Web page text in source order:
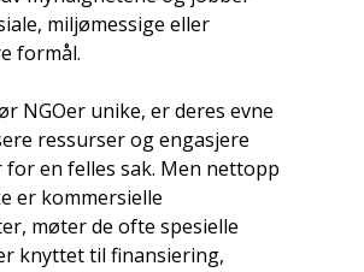
miljømessige eller
formål.
NGOer unike, er deres evne
ressurser og engasjere
for en felles sak. Men nettopp
er kommersielle
møter de ofte spesielle
knyttet til finansiering,